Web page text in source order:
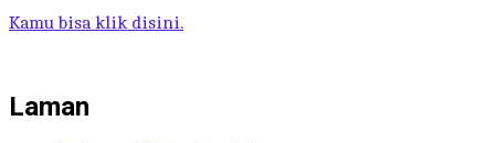
Kamu bisa klik disini.
Laman